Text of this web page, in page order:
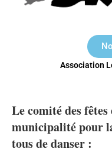
Association
Le comité des fêtes
municipalité pour
tous de danser :